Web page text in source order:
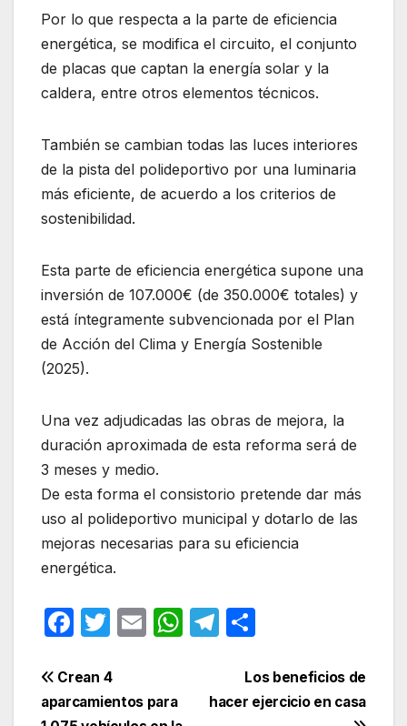
Por lo que respecta a la parte de eficiencia
energética, se modifica el circuito, el conjunto
de placas que captan la energía solar y la
caldera, entre otros elementos técnicos.
También se cambian todas las luces interiores
de la pista del polideportivo por una luminaria
más eficiente, de acuerdo a los criterios de
sostenibilidad.
Esta parte de eficiencia energética supone una
inversión de 107.000€ (de 350.000€ totales) y
está íntegramente subvencionada por el Plan
de Acción del Clima y Energía Sostenible
(2025).
Una vez adjudicadas las obras de mejora, la
duración aproximada de esta reforma será de
3 meses y medio.
De esta forma el consistorio pretende dar más
uso al polideportivo municipal y dotarlo de las
mejoras necesarias para su eficiencia
energética.
F
c
e
T
itt
er
E
W T
gr
m
p
Navegación
Los beneficios de
hacer ejercicio en casa
Crean 4
aparcamientos para